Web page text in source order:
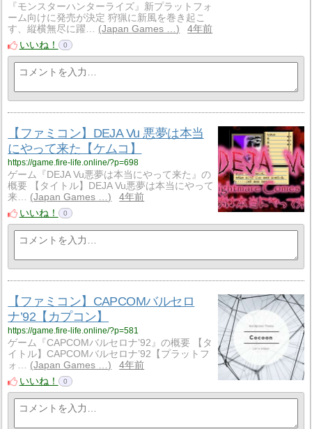
『モンスターハンターライズ』新プラットフォ
ーム向けに発売が決定 狩猟に新風を巻き起こ
す、縦横無尽に躍…
Japan Games …
4年前
いいね！
0
【ファミコン】DEJA Vu 悪夢は本当
にやって来た【ケムコ】
https://game.fire-life.online/?p=698
ゲーム『DEJA Vu悪夢は本当にやって来た』の
概要 【タイトル】DEJA Vu悪夢は本当にやって
来…
Japan Games …
4年前
いいね！
0
【ファミコン】CAPCOMバルセロ
ナ’92【カプコン】
https://game.fire-life.online/?p=581
ゲーム『CAPCOMバルセロナ’92』の概要 【タ
イトル】CAPCOMバルセロナ’92【プラットフ
ォ…
Japan Games …
4年前
いいね！
0